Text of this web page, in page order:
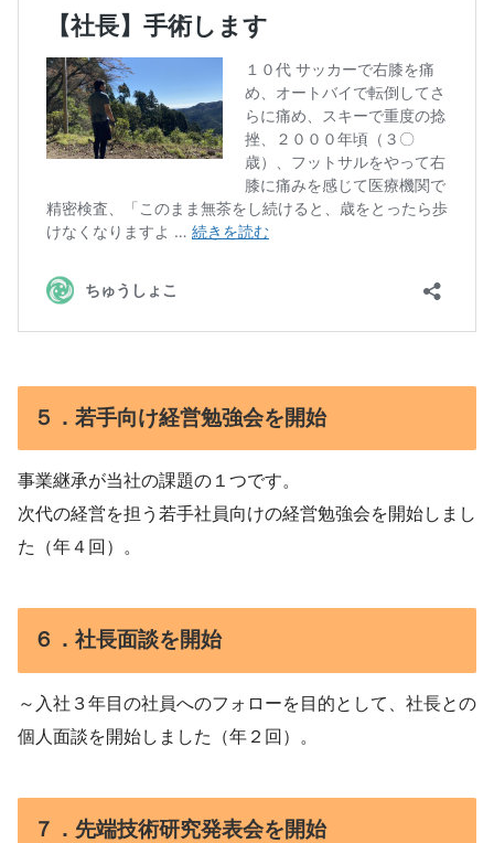
５．若手向け経営勉強会を開始
事業継承が当社の課題の１つです。
次代の経営を担う若手社員向けの経営勉強会を開始しまし
た（年４回）。
６．社長面談を開始
～入社３年目の社員へのフォローを目的として、社長との
個人面談を開始しました（年２回）。
７．先端技術研究発表会を開始